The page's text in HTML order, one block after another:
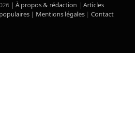
| À propos & rédaction | Articles
| Mentions légales | Contact